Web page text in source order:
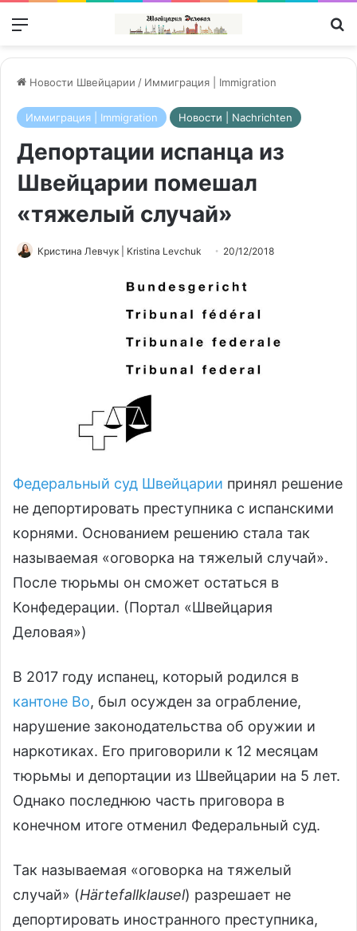
Меню
Новости Швейцарии / Иммиграция | Immigration
Иммиграция | Immigration Новости | Nachrichten
Депортации испанца из
Швейцарии помешал
«тяжелый случай»
Кристина Левчук | Kristina Levchuk 20/12/2018
Федеральный суд Швейцарии принял решение
не депортировать преступника с испанскими
корнями. Основанием решению стала так
называемая «оговорка на тяжелый случай».
После тюрьмы он сможет остаться в
Конфедерации. (Портал «Швейцария
Деловая»)
В 2017 году испанец, который родился в
кантоне Во, был осужден за ограбление,
нарушение законодательства об оружии и
наркотиках. Его приговорили к 12 месяцам
тюрьмы и депортации из Швейцарии на 5 лет.
Однако последнюю часть приговора в
конечном итоге отменил Федеральный суд.
Так называемая «оговорка на тяжелый
случай» (Härtefallklausel) разрешает не
депортировать иностранного преступника,